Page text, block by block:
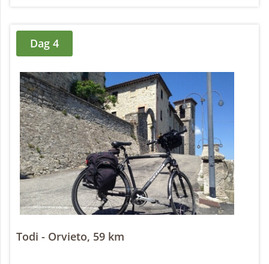
Dag 4
Todi - Orvieto, 59 km